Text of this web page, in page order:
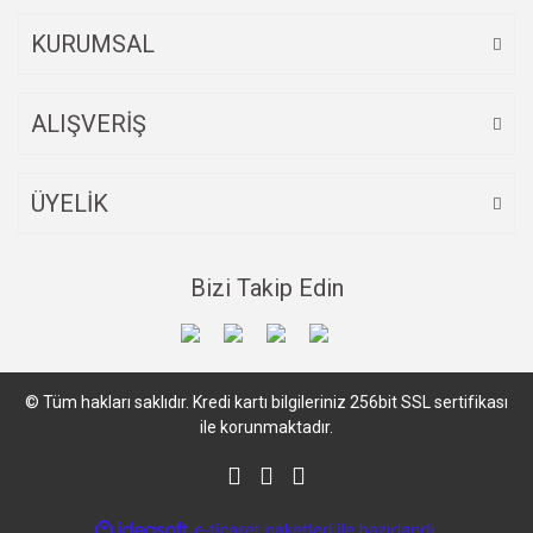
KURUMSAL
ALIŞVERİŞ
ÜYELİK
Bizi Takip Edin
© Tüm hakları saklıdır. Kredi kartı bilgileriniz 256bit SSL sertifikası
ile korunmaktadır.
ideasoft e-